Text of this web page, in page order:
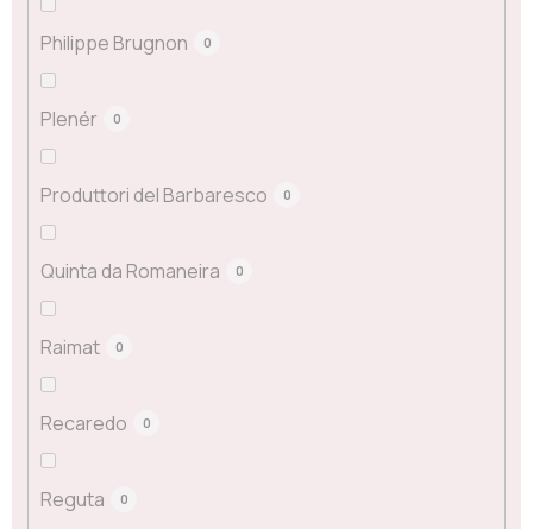
Philippe Brugnon 0
Plenér 0
Produttori del Barbaresco 0
Quinta da Romaneira 0
Raimat 0
Recaredo 0
Reguta 0